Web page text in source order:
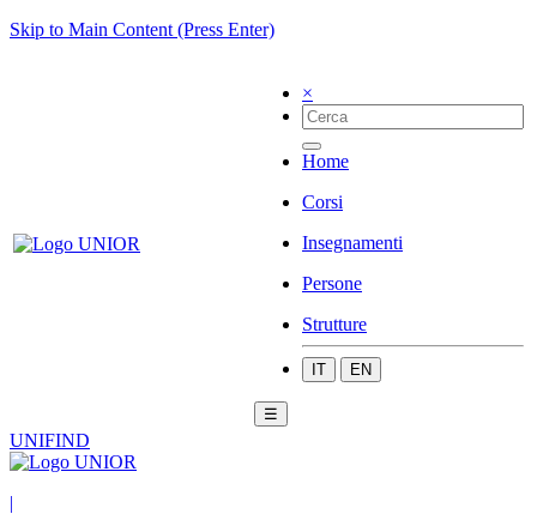
Skip to Main Content (Press Enter)
×
Home
Corsi
Insegnamenti
Persone
Strutture
IT EN
☰
UNIFIND
|